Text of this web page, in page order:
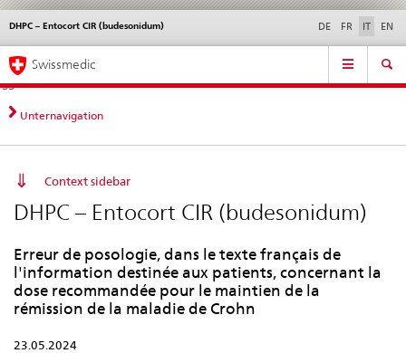
Navigazione
diretta:
novità,
aspetti
contatto
Novità &
norme
Contatto | Supporto &
aiuto
DHPC – Entocort CIR (budesonidum) DE FR IT EN
Service
Navigation
Swissmedic
Unternavigation
Context sidebar
DHPC – Entocort CIR (budesonidum)
Erreur de posologie, dans le texte français de
l'information destinée aux patients, concernant la
dose recommandée pour le maintien de la
rémission de la maladie de Crohn
23.05.2024